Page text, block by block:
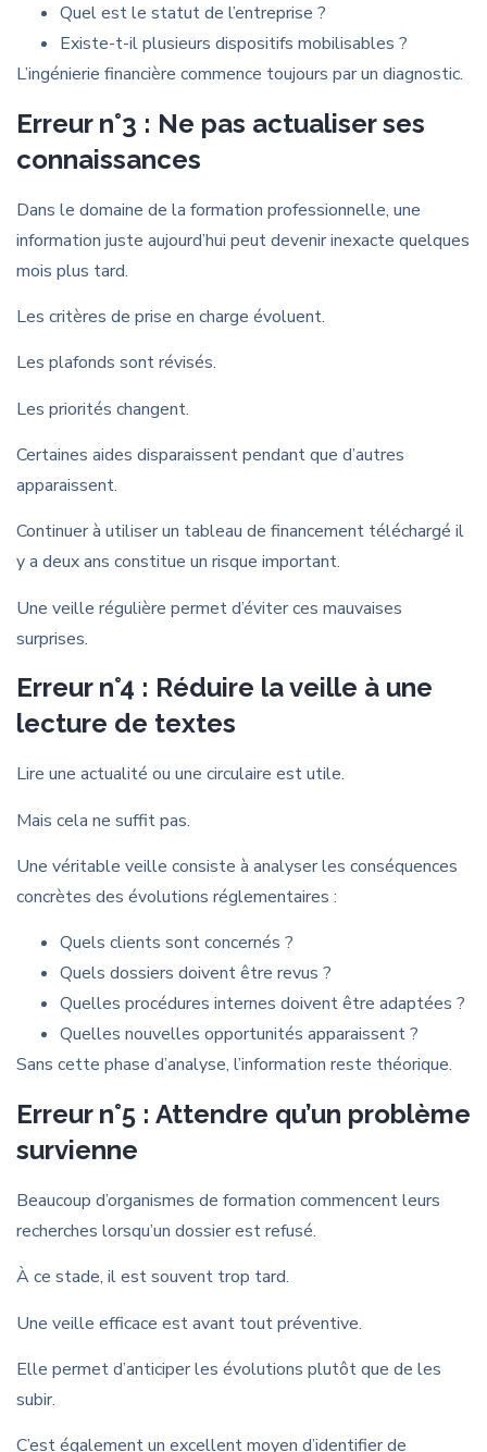
Quel est le statut de l’entreprise ?
Existe-t-il plusieurs dispositifs mobilisables ?
L’ingénierie financière commence toujours par un diagnostic.
Erreur n°3 : Ne pas actualiser ses
connaissances
Dans le domaine de la formation professionnelle, une
information juste aujourd’hui peut devenir inexacte quelques
mois plus tard.
Les critères de prise en charge évoluent.
Les plafonds sont révisés.
Les priorités changent.
Certaines aides disparaissent pendant que d’autres
apparaissent.
Continuer à utiliser un tableau de financement téléchargé il
y a deux ans constitue un risque important.
Une veille régulière permet d’éviter ces mauvaises
surprises.
Erreur n°4 : Réduire la veille à une
lecture de textes
Lire une actualité ou une circulaire est utile.
Mais cela ne suffit pas.
Une véritable veille consiste à analyser les conséquences
concrètes des évolutions réglementaires :
Quels clients sont concernés ?
Quels dossiers doivent être revus ?
Quelles procédures internes doivent être adaptées ?
Quelles nouvelles opportunités apparaissent ?
Sans cette phase d’analyse, l’information reste théorique.
Erreur n°5 : Attendre qu’un problème
survienne
Beaucoup d’organismes de formation commencent leurs
recherches lorsqu’un dossier est refusé.
À ce stade, il est souvent trop tard.
Une veille efficace est avant tout préventive.
Elle permet d’anticiper les évolutions plutôt que de les
subir.
C’est également un excellent moyen d’identifier de